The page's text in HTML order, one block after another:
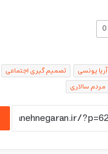
0
آریا یونسی تصمیم گیری اجتماعی
مردم سالاری